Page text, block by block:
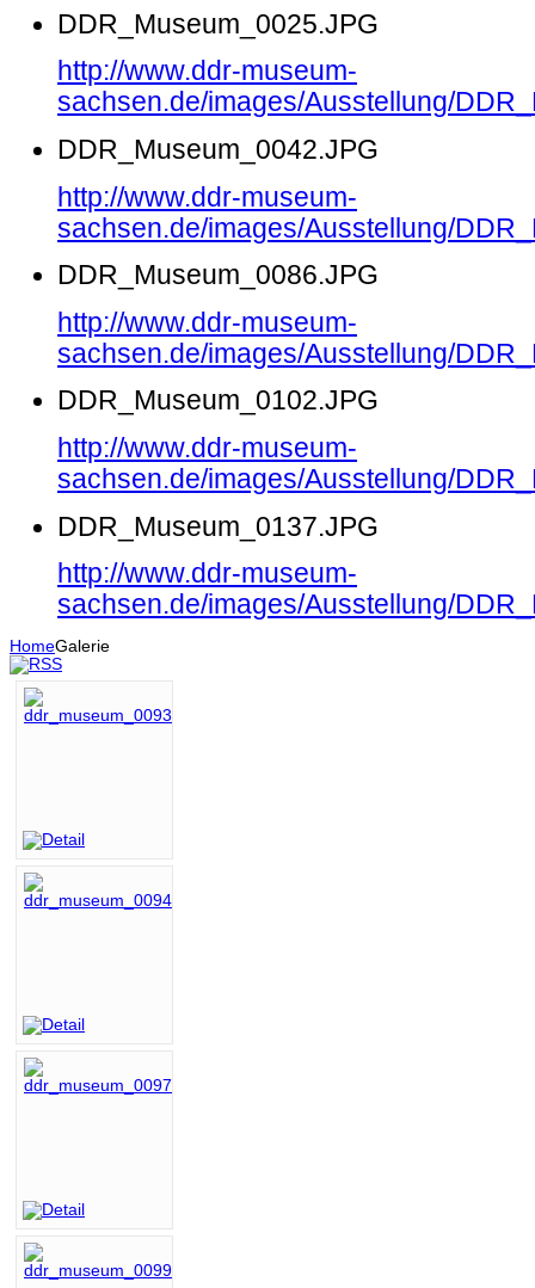
DDR_Museum_0025.JPG
http://www.ddr-museum-
sachsen.de/images/Ausstellung/
DDR_Museum_0042.JPG
http://www.ddr-museum-
sachsen.de/images/Ausstellung/
DDR_Museum_0086.JPG
http://www.ddr-museum-
sachsen.de/images/Ausstellung/
DDR_Museum_0102.JPG
http://www.ddr-museum-
sachsen.de/images/Ausstellung/
DDR_Museum_0137.JPG
http://www.ddr-museum-
sachsen.de/images/Ausstellung/
HomeGalerie